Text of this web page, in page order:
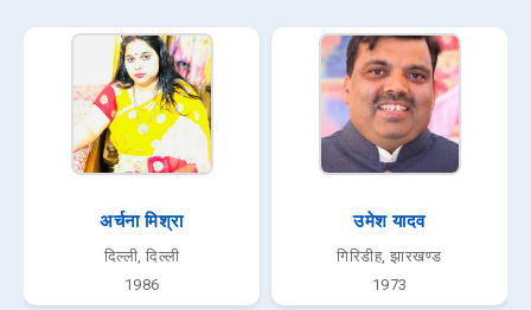
अर्चना मिश्रा
दिल्ली, दिल्ली
1986
उमेश यादव
गिरिडीह, झारखण्ड
1973